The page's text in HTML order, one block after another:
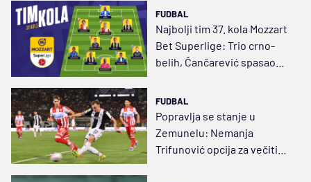
FUDBAL
Najbolji tim 37. kola Mozzart
Bet Superlige: Trio crno-
belih, Čančarević spasao
FUDBAL
Popravlja se stanje u
Zemunelu: Nemanja
Trifunović opcija za večiti